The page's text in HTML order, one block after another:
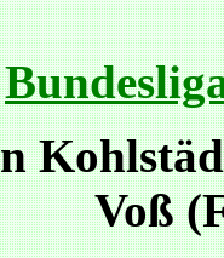
Voß